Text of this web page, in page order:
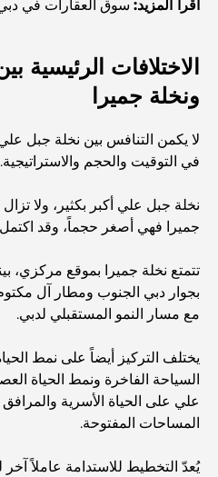
أفضل وجبات الإفطار في دبي:
كيفية الحصول على قرض
دبي
والانسجام
الخارجية
نخلة جبل علي مقابل نخلة
العقارات الأذكياء
اكتشف جزيرة القمر في دبي:
اقرأ المزيد: سوق العقارات في
الاختلافات الرئيسية
ونخلة جميرا
لا يكمن التنافس بين نخلة جبل
في التوقيت والحجم والاستراتيجية.
نخلة جبل علي أكبر بكثير، ولا
جميرا فهي أصغر حجماً، وقد اكتمل
تتمتع نخلة جميرا بموقع مركزي،
بجوار دبي الجنوب ومطار آل
مع مسار النمو المستقبلي لدبي.
يختلف التركيز أيضاً على نمط
السياحة الفاخرة ونمط الحياة
علي على الحياة الأسرية
المساحات المفتوحة.
يُعدّ التخطيط للاستدامة عاملاً